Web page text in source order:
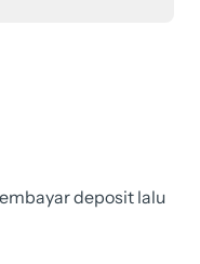
deposit lalu